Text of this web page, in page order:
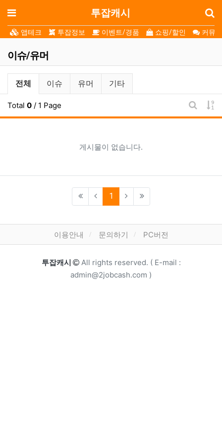
메뉴 투잡캐시
앱테크 투잡정보 이벤트/경품 쇼핑/할인 커뮤
이슈/유머
이슈/유머 분류 목록
전체 이슈 유머 기타
Total 0 / 1 Page
게시판
게시물이 없습니다.
1 (current)
하단 메뉴이용안내 문의하기 PC버전
카피라이트
투잡캐시
All rights reserved. ( E-mail :
admin@2jobcash.com )